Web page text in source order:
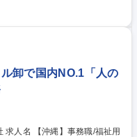
イン) と、個人の利用者様向
た半年に一度、納品した商品
に応じて用具の再選定を行う
1人の要望を汲み取った営業を
後のお客様を担当します
東京北区/
日/18時退社/残業ゼロ
卸で国内NO.1「人の